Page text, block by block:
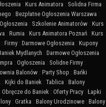
: Kurs Animatora : Solidna Firma :
: Bezpłatne Ogłoszenia Warszawa :
: Szkolenie Animatorów : Kurs
: Rumia : Kurs Animatora Poznań : Kurs
: Firmy : Darmowe Ogłoszenia : Kupony
Mydlanych : Darmowe Ogłoszenia
: Ogłoszenia : Solidne Firmy :
Balonów : Party Shop : Bańki
: Kijki do Baniek : Tablica : Balony
Obręcze do Baniek : Oferty Pracy : Łapki
: Gratka : Balony Urodzinowe : Balony